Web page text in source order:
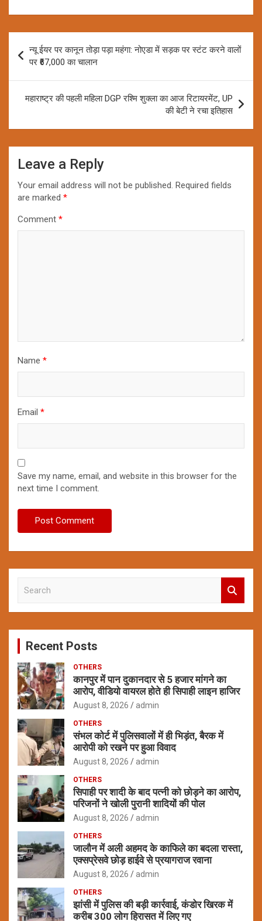
navigation
न्यू ईयर पर कानून तोड़ा पड़ा महंगा: नोएडा में सड़क पर स्टंट करने वालों
पर ₹67,000 का चालान
महाराष्ट्र की पहली महिला DGP रश्मि शुक्ला का आज रिटायरमेंट, UP
की बेटी ने रचा इतिहास
Leave a Reply
Your email address will not be published. Required fields
are marked *
Comment *
Name *
Email *
Save my name, email, and website in this browser for the
next time I comment.
c
Recent Posts
OTHERS
कानपुर में पान दुकानदार से 5 हजार मांगने का
आरोप, वीडियो वायरल होते ही सिपाही लाइन हाजिर
August 8, 2026 admin
OTHERS
संभल कोर्ट में पुलिसवालों में ही भिड़ंत, बैरक में
आरोपी को रखने पर हुआ विवाद
August 8, 2026 admin
OTHERS
सिपाही पर शादी के बाद पत्नी को छोड़ने का आरोप,
परिजनों ने खोली पुरानी शादियों की पोल
August 8, 2026 admin
OTHERS
जालौन में अली अहमद के काफिले का बदला रास्ता,
एक्सप्रेसवे छोड़ हाईवे से प्रयागराज रवाना
August 8, 2026 admin
OTHERS
झांसी में पुलिस की बड़ी कार्रवाई, कंडोर खिरक में
करीब 300 लोग हिरासत में लिए गए